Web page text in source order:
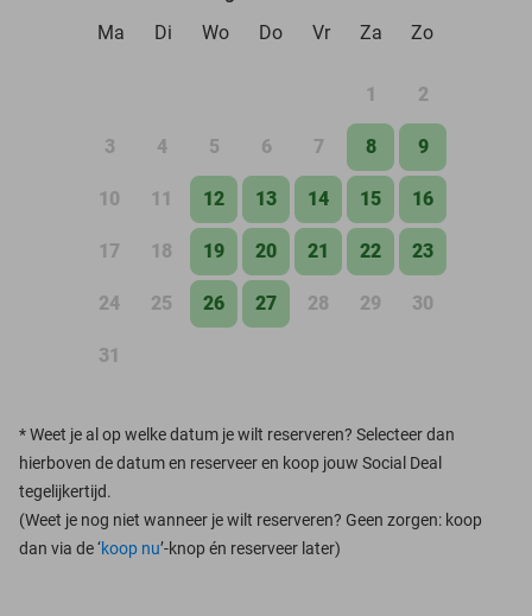
Ma
Di Wo Do Vr Za Zo
1 2
3 4 5 6 7 8 9
10 11 12 13 14 15 16
17 18 19 20 21 22 23
24 25 26 27 28 29 30
31
*Weet je al op welke datum je wilt reserveren? Selecteer dan
hierboven de datum en reserveer en koop jouw Social Deal
tegelijkertijd.
(Weet je nog niet wanneer je wilt reserveren? Geen zorgen: koop
dan via de ‘koop nu’-knop én reserveer later)